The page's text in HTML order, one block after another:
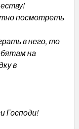
посмотреть
в него, то
на
в
Господи!